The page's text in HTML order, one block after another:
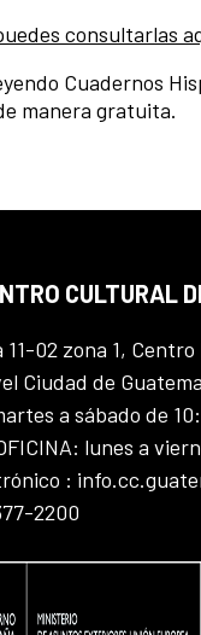
consultarlas
Cuadernos
manera gratuita.
CULTURAL
11-02 zona 1,
Ciudad de
a sábado de
lunes a
:
2200